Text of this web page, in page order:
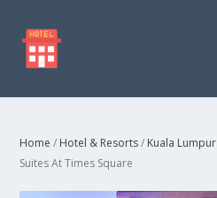
Home / Hotel & Resorts/ Kuala Lumpur
Suites At Times Square